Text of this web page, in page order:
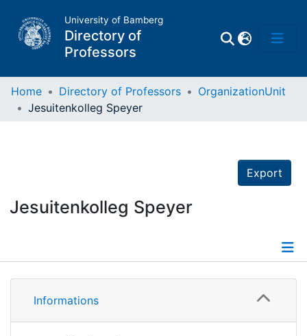
University of Bamberg
Directory of
Professors
Corporations
Home Directory of Professors
OrganizationUnit
Jesuitenkolleg Speyer
Export
Jesuitenkolleg Speyer
Details
Informations